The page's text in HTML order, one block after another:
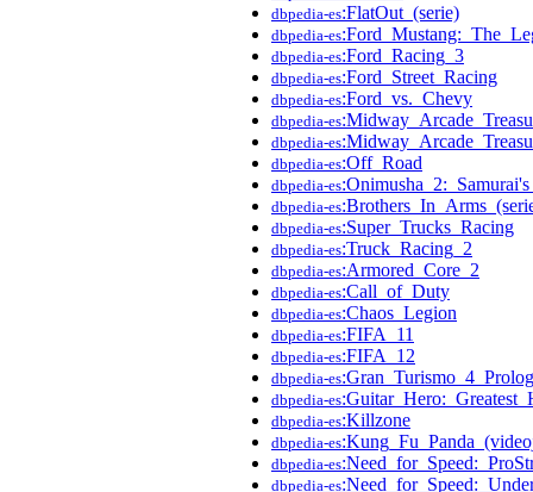
dbpedia-es:FlatOut_(serie)
dbpedia-es
dbpedia-es:Ford_Racing_3
dbpedia-es:Ford_Street_Racing
dbpedia-es:Ford_vs._Chevy
dbpedia-es
dbpedia-es
dbpedia-es:Off_Road
dbpedia-es
dbpedia-es
dbpedia-es:Super_Trucks_Racing
dbpedia-es:Truck_Racing_2
dbpedia-es:Armored_Core_2
dbpedia-es:Call_of_Duty
dbpedia-es:Chaos_Legion
dbpedia-es:FIFA_11
dbpedia-es:FIFA_12
dbpedia-es
dbpedia-es
dbpedia-es:Killzone
dbpedia-es
dbpedia-es
dbpedia-es